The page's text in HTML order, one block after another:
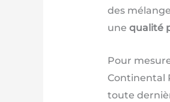
des
une qualité
Pour
Continental
toute